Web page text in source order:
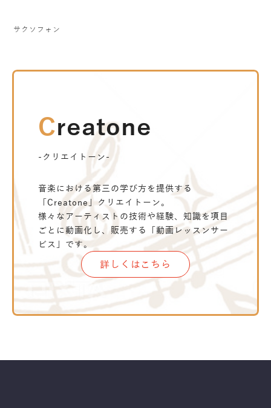
サクソフォン
Creatone
-クリエイトーン-
音楽における第三の学び方を提供する
「Creatone」クリエイトーン。
様々なアーティストの技術や経験、知識を項目
ごとに動画化し、販売する「動画レッスンサー
ビス」です。
詳しくはこちら